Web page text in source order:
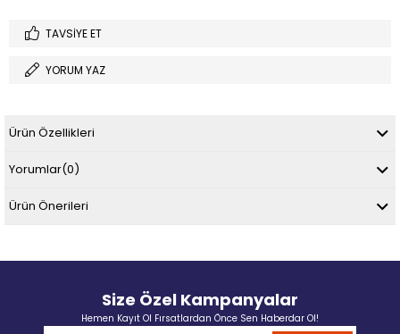
TAVSIYE ET
YORUM YAZ
Ürün Özellikleri
Yorumlar(0)
Ürün Önerileri
Size Özel Kampanyalar
Hemen Kayıt Ol Fırsatlardan Önce Sen Haberdar Ol!